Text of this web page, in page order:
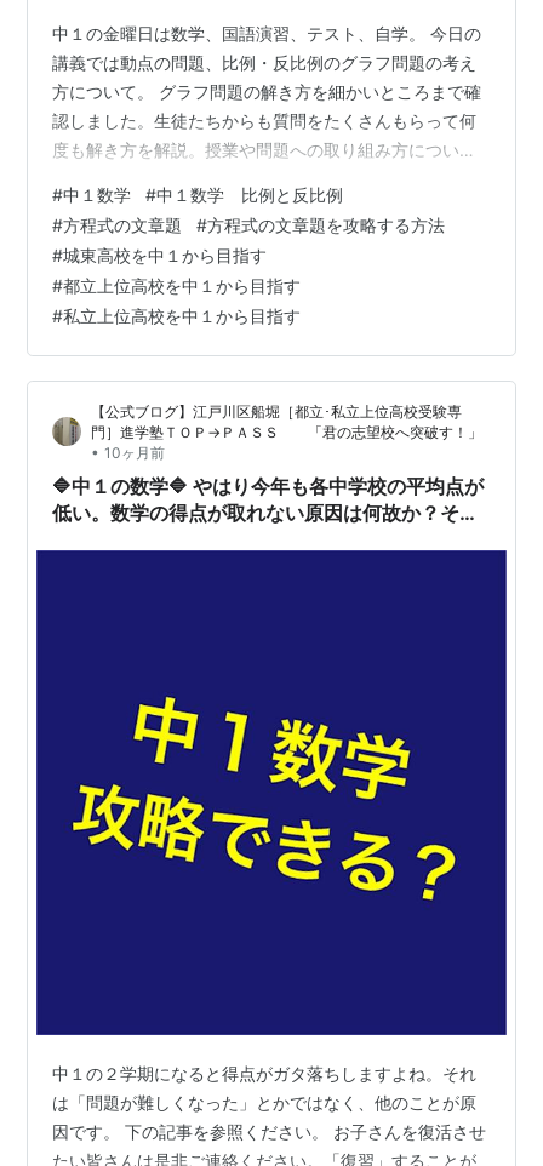
中１の金曜日は数学、国語演習、テスト、自学。 今日の
講義では動点の問題、比例・反比例のグラフ問題の考え
方について。 グラフ問題の解き方を細かいところまで確
認しました。生徒たちからも質問をたくさんもらって何
度も解き方を解説。授業や問題への取り組み方について
う『高校受験の生き残り』をかけての分かれ道にいるの
です。どんどん脱落者が出てくる時期です。 また、中１
春から始めた塾通いがキツいと思ったり、部活動中心の
生活の方がマッチしたり、ゲームなどで夜更かしが当た
り前になったり･･･。 ＴＯＰ→ＰＡＳＳでは通塾時間０分
のzoom受講もできます。部活が忙し…
#中１数学 #中１数学 比例と反比例
#方程式の文章題 #方程式の文章題を攻略する方法
#城東高校を中１から目指す
#都立上位高校を中１から目指す
#私立上位高校を中１から目指す
【公式ブログ】江戸川区船堀［都立･私立上位高校受験専
門］進学塾ＴＯＰ→ＰＡＳＳ 「君の志望校へ突破す！」
• 10ヶ月前
🔷中１の数学🔷 やはり今年も各中学校の平均点が
低い。数学の得点が取れない原因は何故か？それ
中１の２学期になると得点がガタ落ちしますよね。それ
は「問題が難しくなった」とかではなく、他のことが原
因です。 下の記事を参照ください。 お子さんを復活させ
たい皆さんは是非ご連絡ください。「復習」することが